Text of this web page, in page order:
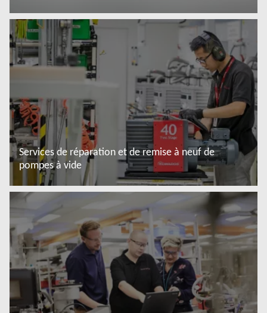
En savoir plus
Services de réparation et de remise à neuf de
pompes à vide
En savoir plus